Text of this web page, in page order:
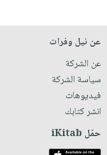
عن نيل وفرات
عن الشركة
سياسة الشركة
فيديوهات
انشر كتابك
حمّل iKitab